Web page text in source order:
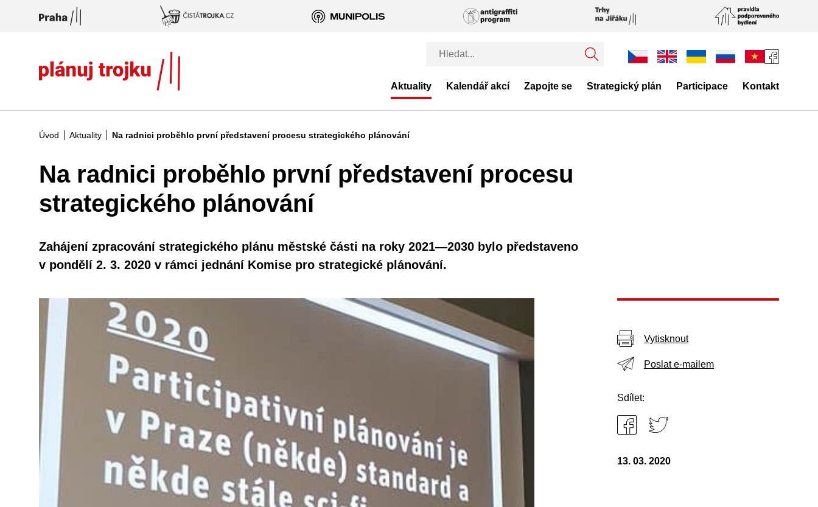
Přeskočit na hlavní obsah
Aktuality Kalendář akcí Zapojte se Strategický plán Participace Kontakt
Úvod Aktuality Na radnici proběhlo první představení procesu strategického plánování
Na radnici proběhlo první představení procesu
strategického plánování
Zahájení zpracování strategického plánu městské části na roky 2021—2030 bylo představeno
v pondělí 2. 3. 2020 v rámci jednání Komise pro strategické plánování.
Vytisknout
Poslat e-mailem
Sdílet:
13. 03. 2020